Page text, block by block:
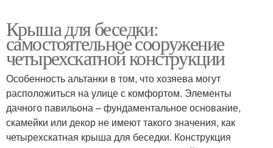
Крыша для беседки:
самостоятельное сооружение
четырехскатной конструкции
Особенность альтанки в том, что хозяева могут
расположиться на улице с комфортом. Элементы
дачного павильона – фундаментальное основание,
скамейки или декор не имеют такого значения, как
четырехскатная крыша для беседки. Конструкция